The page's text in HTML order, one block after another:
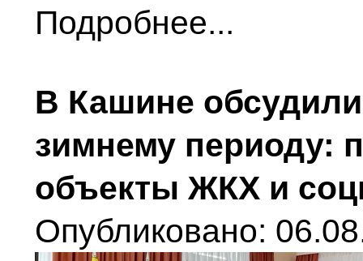
Подробнее...
В Кашине обсудили
зимнему периоду:
объекты ЖКХ и
Опубликовано: